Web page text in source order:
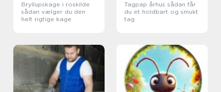
Bryllupskage i roskilde
sådan vælger du den
helt rigtige kage
Tagpap århus sådan får
du et holdbart og smukt
tag